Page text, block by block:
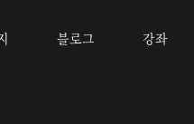
블로그 강좌